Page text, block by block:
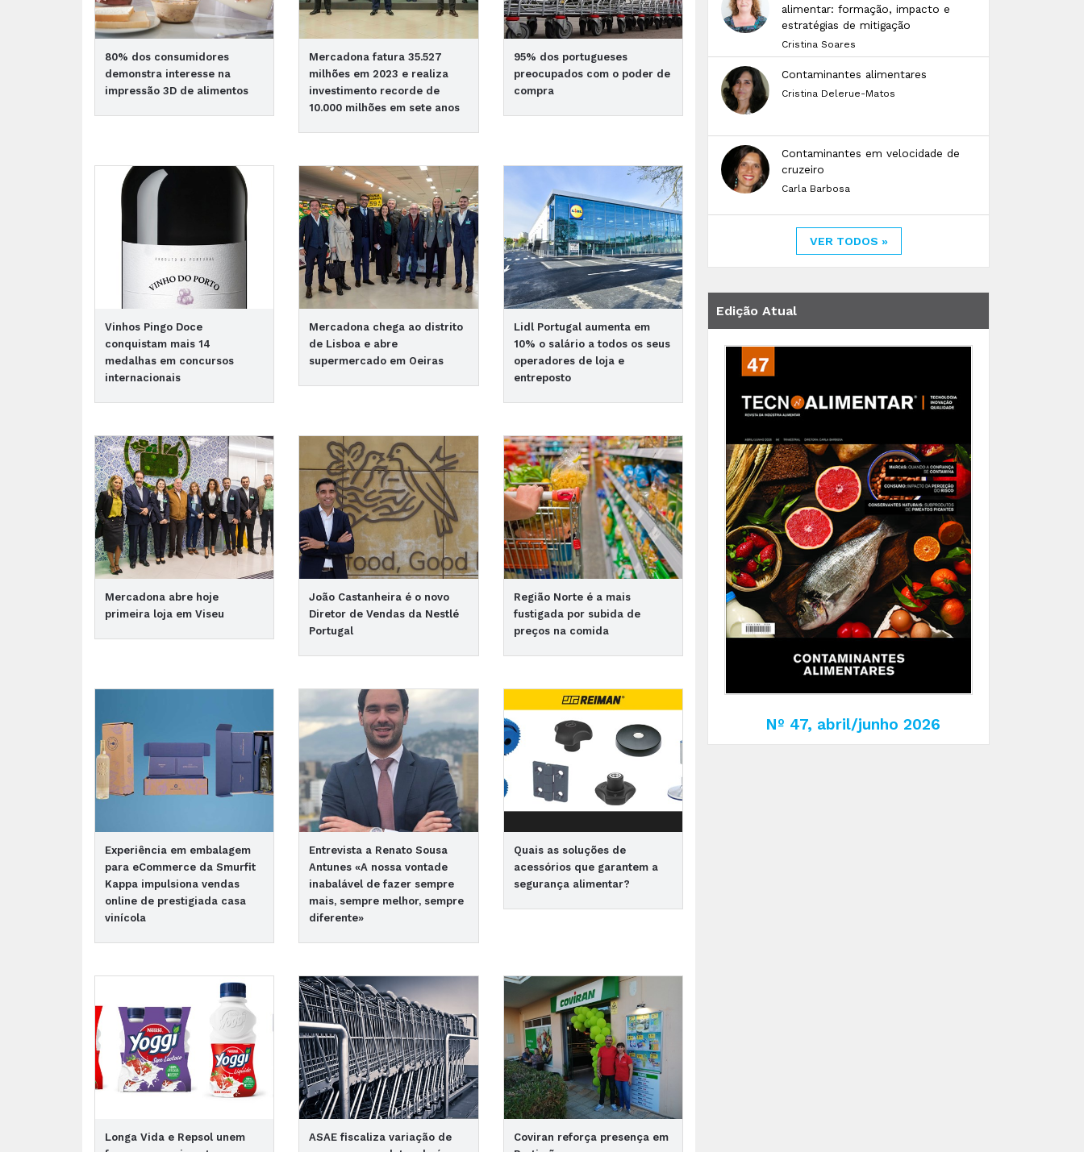
80% dos consumidores
demonstra interesse na
impressão 3D de alimentos
Mercadona fatura 35.527
milhões em 2023 e realiza
investimento recorde de
10.000 milhões em sete anos
95% dos portugueses
preocupados com o poder de
compra
Vinhos Pingo Doce
conquistam mais 14
medalhas em concursos
internacionais
Mercadona chega ao distrito
de Lisboa e abre
supermercado em Oeiras
Lidl Portugal aumenta em
10% o salário a todos os seus
operadores de loja e
entreposto
Mercadona abre hoje
primeira loja em Viseu
João Castanheira é o novo
Diretor de Vendas da Nestlé
Portugal
Região Norte é a mais
fustigada por subida de
preços na comida
Experiência em embalagem
para eCommerce da Smurfit
Kappa impulsiona vendas
online de prestigiada casa
vinícola
Entrevista a Renato Sousa
Antunes «A nossa vontade
inabalável de fazer sempre
mais, sempre melhor, sempre
diferente»
Quais as soluções de
acessórios que garantem a
segurança alimentar?
Longa Vida e Repsol unem
ASAE fiscaliza variação de
Coviran reforça presença em
alimentar: formação, impacto e
estratégias de mitigação
Cristina Soares
Contaminantes alimentares
Cristina Delerue-Matos
Contaminantes em velocidade de
cruzeiro
Carla Barbosa
VER TODOS »
Edição Atual
Nº 47, abril/junho 2026